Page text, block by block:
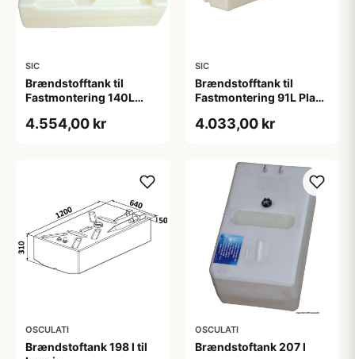
SIC
Brændstofftank til
Fastmontering 140L
4.554,00 kr
SIC
Brændstofftank til
Fastmontering 91L Plast
4.033,00 kr
OSCULATI
Brændstoftank 198 l til
OSCULATI
Brændstoftank 207 l